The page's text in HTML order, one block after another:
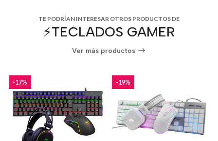
TE PODRÍAN INTERESAR OTROS PRODUCTOS DE
⚡️TECLADOS GAMER
Ver más productos
-17% -19%